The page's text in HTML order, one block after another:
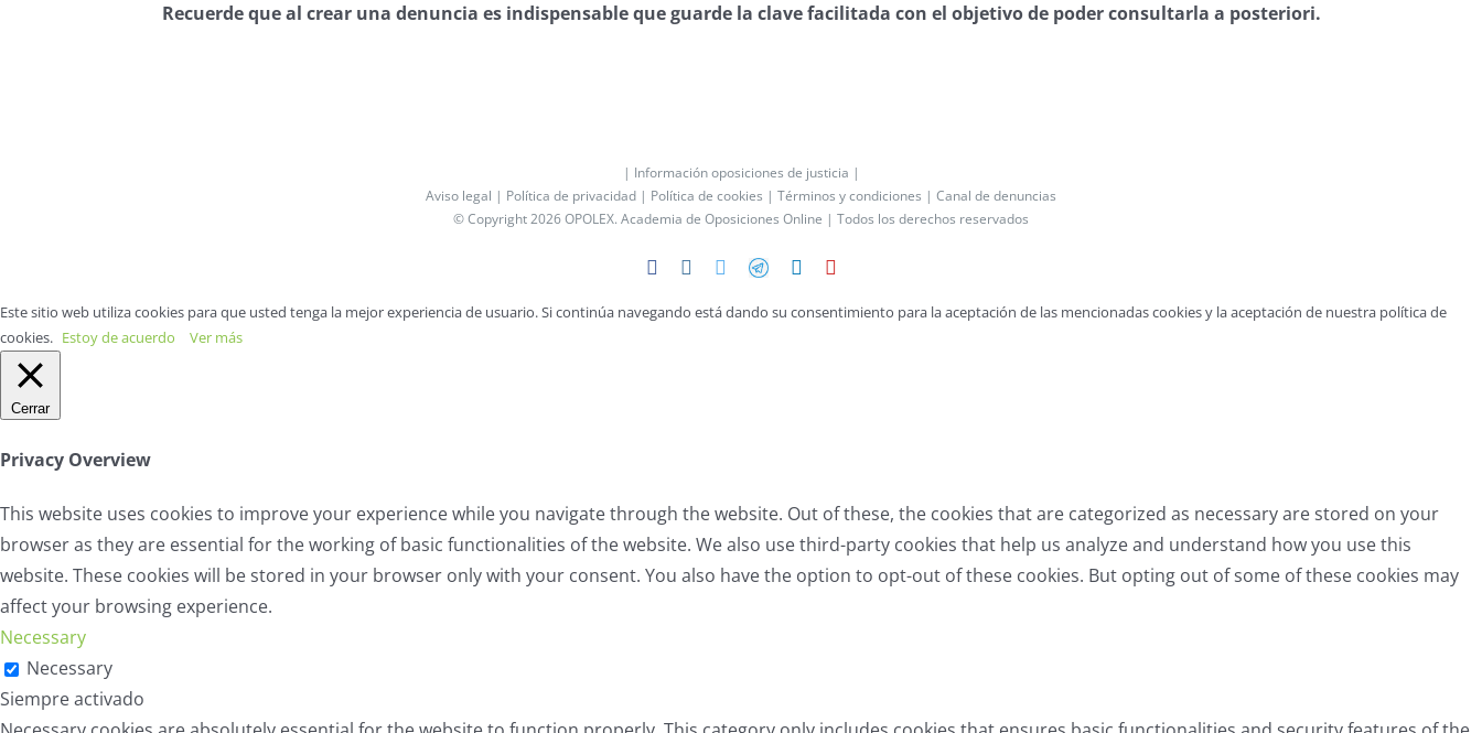
Recuerde que al crear una denuncia es indispensable que guarde la clave facilitada con el objetivo de poder consultarla a posteriori.
| Información oposiciones de justicia |
Aviso legal | Política de privacidad | Política de cookies | Términos y condiciones | Canal de denuncias
© Copyright 2026 OPOLEX. Academia de Oposiciones Online | Todos los derechos reservados
FacebookInstagram
Twitter
TelegramLinkedIn
Este sitio web utiliza cookies para que usted tenga la mejor experiencia de usuario. Si continúa navegando está dando su consentimiento para la aceptación de las mencionadas cookies y la aceptación de nuestra política de
cookies. Estoy de acuerdo Ver más
Cerrar
Privacy Overview
This website uses cookies to improve your experience while you navigate through the website. Out of these, the cookies that are categorized as necessary are stored on your
browser as they are essential for the working of basic functionalities of the website. We also use third-party cookies that help us analyze and understand how you use this
website. These cookies will be stored in your browser only with your consent. You also have the option to opt-out of these cookies. But opting out of some of these cookies may
affect your browsing experience.
Necessary
Necessary
Siempre activado